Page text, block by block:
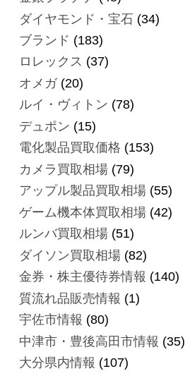
ダイヤモンド・宝石(34)
ブランド (183)
ロレックス (37)
オメガ(20)
ルイ・ヴィトン (78)
デュポン (15)
電化製品買取価格 (153)
カメラ買取相場(79)
アップル製品買取相場(55)
ゲーム機本体買取相場(42)
ルンバ買取相場(51)
ダイソン買取相場(82)
金券・株主優待券情報 (140)
質流れ品販売情報 (1)
宇佐市情報 (80)
中津市・豊後高田市情報 (35)
大分県内情報 (107)